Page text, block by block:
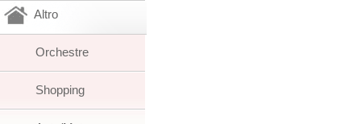
Altro
Orchestre
Shopping